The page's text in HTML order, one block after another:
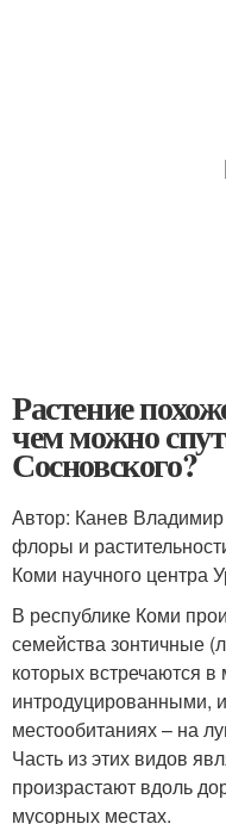
Растение
чем можно
Сосновского?
Автор: Канев
флоры и
Коми научного центра
В республике Коми
семейства зонтичные
которых встречаются
интродуцированными,
местообитаниях – на
Часть из этих видов
произрастают вдоль
мусорных местах.